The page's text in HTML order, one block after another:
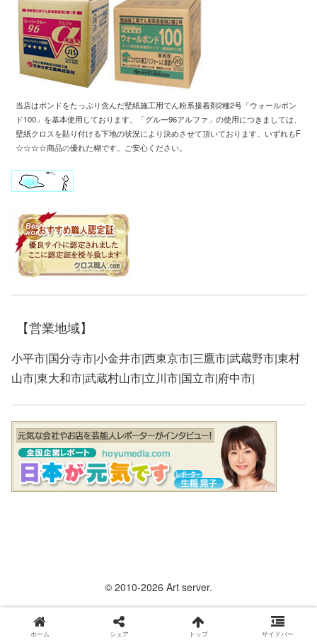
当店はボンドをたっぷり含んだ壁紙施工用でん粉系接着剤2種2号「ウォールボン
ド100」 を基本使用しております 。「グルー96アルファ」の使用につきましては、
壁紙クロスを貼り付ける下地の状況により決めさせて頂いております
いずれもF
☆☆☆☆商品の優れた糊です ご安心ください。
【営業地域】
小平市|国分寺市|小金井市|西東京市|三鷹市|武蔵野市|東村
山市|東大和市|武蔵村山市|立川市|国立市|府中市|
© 2010-2026 Art server.
ホーム シェア トップ サイドバー